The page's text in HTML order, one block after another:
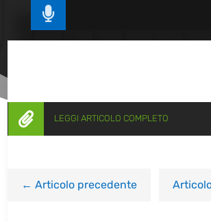

 LEGGI ARTICOLO COMPLETO
←Articolo precedente